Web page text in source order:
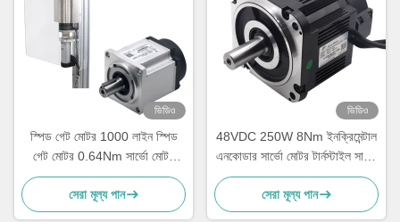
ভিডিও
স্পিড গেট মোটর 1000 লাইন স্পিড
গেট মোটর 0.64Nm সার্ভো মোটর
3000RPM
সেরা মূল্য পান
ভিডিও
48VDC 250W 8Nm ইনক্রিমেন্টাল
এনকোডার সার্ভো মোটর টার্নস্টাইল সার্ভো
মোটর নিম্ন ভোল্টেজ ডিসি মোটর
সেরা মূল্য পান